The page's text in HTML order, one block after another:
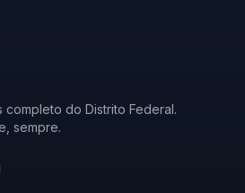
completo do Distrito Federal.
sempre.